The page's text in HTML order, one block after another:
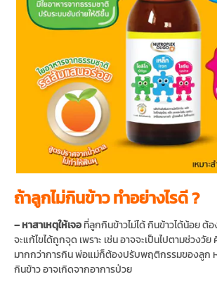
ถ้าลูกไม่กินข้าว ทำอย่างไรดี ?
– หาสาเหตุให้เจอ ที่ลูกกินข้าวไม่ได้ กินข้าวได้น้อย ต้อ
จะแก้ไขได้ถูกจุด เพราะ เช่น อาจจะเป็นไปตามช่วงวั
มากกว่าการกิน พ่อแม่ก็ต้องปรับพฤติกรรมของลูก
กินข้าว อาจเกิดจากอาการป่วย